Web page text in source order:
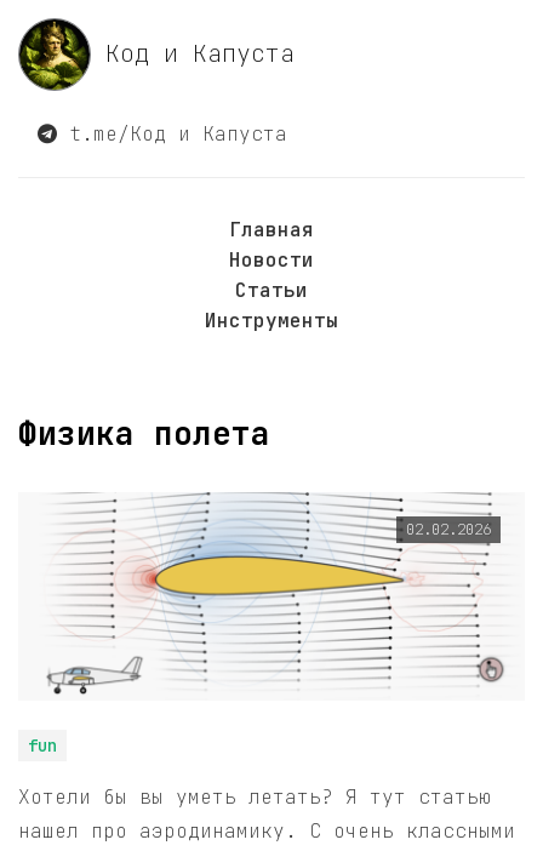
Код и Капуста
t.me/Код и Капуста
Главная
Новости
Статьи
Инструменты
Физика полета
02.02.2026
fun
Хотели бы вы уметь летать? Я тут статью
нашел про аэродинамику. С очень классными